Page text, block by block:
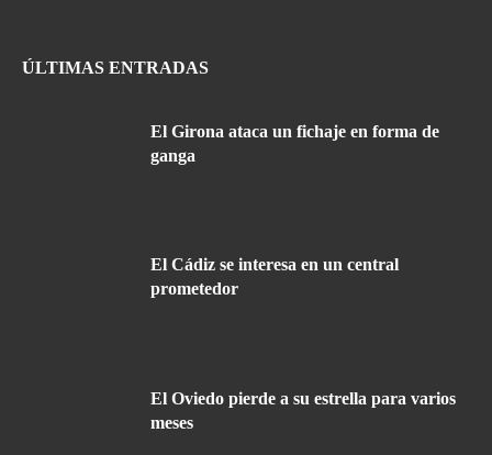
ÚLTIMAS ENTRADAS
El Girona ataca un fichaje en forma de
ganga
El Cádiz se interesa en un central
prometedor
El Oviedo pierde a su estrella para varios
meses